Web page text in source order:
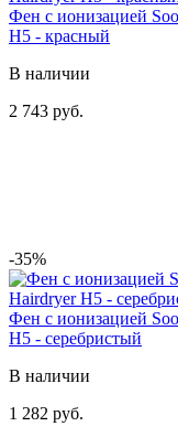
Фен с ионизацией
H5 - красный
В наличии
2 743 руб.
-35%
Фен с ионизацией
H5 - серебристый
В наличии
1 282 руб.